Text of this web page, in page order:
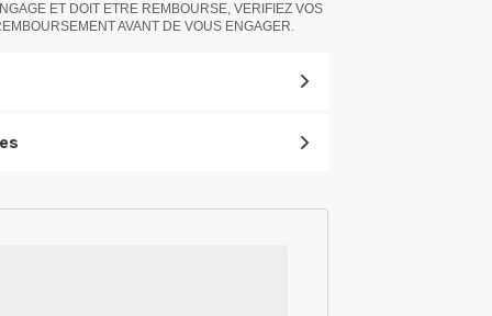
ET DOIT ETRE REMBOURSE, VERIFIEZ VOS
AVANT DE VOUS ENGAGER.